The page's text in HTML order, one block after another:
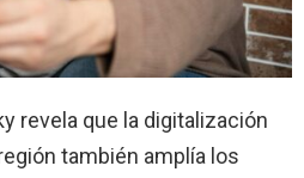
revela que la digitalización
también amplía los